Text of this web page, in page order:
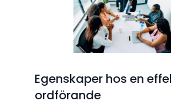
Egenskaper hos en
ordförande